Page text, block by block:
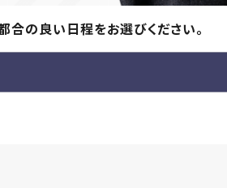
合の良い日程をお選びください。